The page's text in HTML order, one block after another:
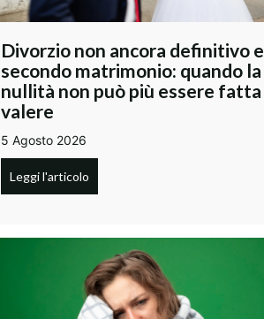
Divorzio non ancora definitivo e
secondo matrimonio: quando la
nullità non può più essere fatta
valere
5 Agosto 2026
Leggi l'articolo